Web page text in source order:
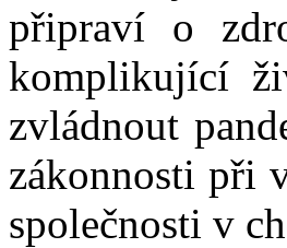
připraví o
komplikující
zvládnout
zákonnosti při
společnosti v